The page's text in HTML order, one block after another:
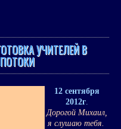
УЧИТЕЛЕЙ В
12 сентября
2012г.
Дорогой Михаил,
я слушаю тебя.